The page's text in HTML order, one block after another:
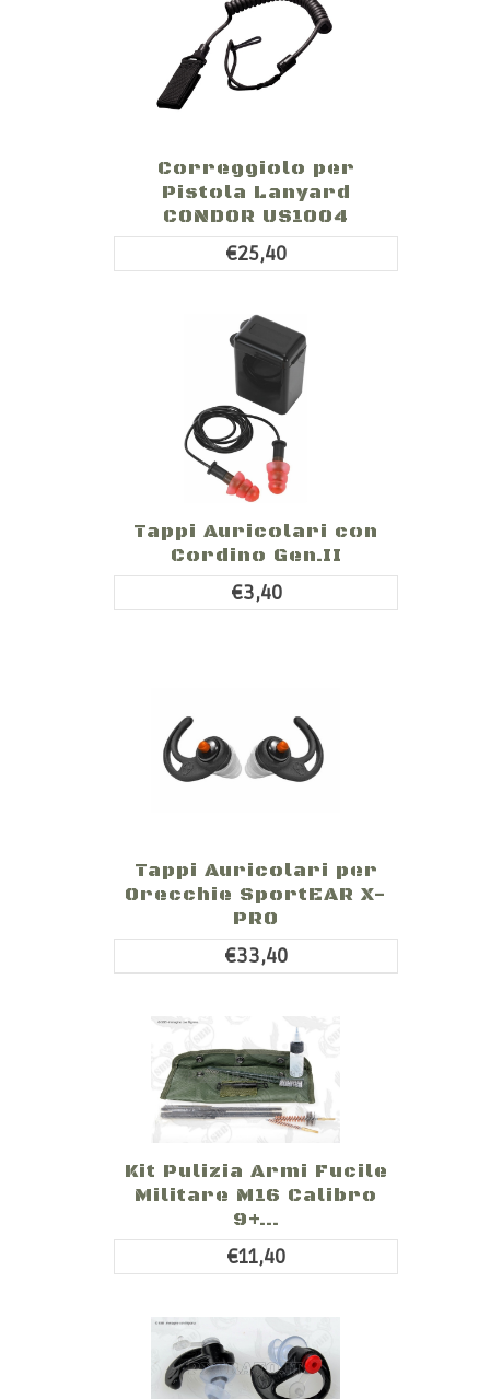
Correggiolo per
Pistola Lanyard
CONDOR US1004
€25,40
Tappi Auricolari con
Cordino Gen.II
€3,40
Tappi Auricolari per
Orecchie SportEAR X-
PRO
€33,40
Kit Pulizia Armi Fucile
Militare M16 Calibro
9+...
€11,40